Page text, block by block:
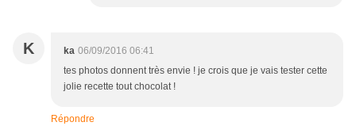
K ka 06/09/2016 06:41
tes photos donnent très envie ! je crois que je vais tester cette
jolie recette tout chocolat !
Répondre